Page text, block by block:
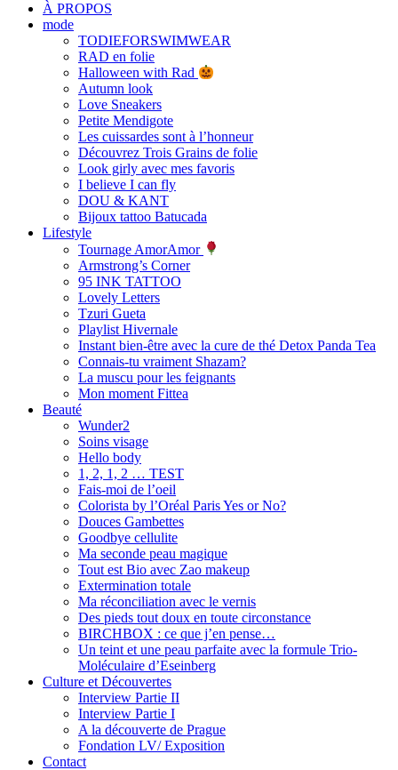
À PROPOS
mode
TODIEFORSWIMWEAR
RAD en folie
Halloween with Rad
Autumn look
Love Sneakers
Petite Mendigote
Les cuissardes sont à l’honneur
Découvrez Trois Grains de folie
Look girly avec mes favoris
I believe I can fly
DOU & KANT
Bijoux tattoo Batucada
Lifestyle
Tournage AmorAmor
Armstrong’s Corner
95 INK TATTOO
Lovely Letters
Tzuri Gueta
Playlist Hivernale
Instant bien-être avec la cure de thé Detox Panda Tea
Connais-tu vraiment Shazam?
La muscu pour les feignants
Mon moment Fittea
Beauté
Wunder2
Soins visage
Hello body
1, 2, 1, 2 … TEST
Fais-moi de l’oeil
Colorista by l’Oréal Paris Yes or No?
Douces Gambettes
Goodbye cellulite
Ma seconde peau magique
Tout est Bio avec Zao makeup
Extermination totale
Ma réconciliation avec le vernis
Des pieds tout doux en toute circonstance
BIRCHBOX : ce que j’en pense…
Un teint et une peau parfaite avec la formule Trio-
Moléculaire d’Eseinberg
Culture et Découvertes
Interview Partie II
Interview Partie I
A la découverte de Prague
Fondation LV/ Exposition
Contact